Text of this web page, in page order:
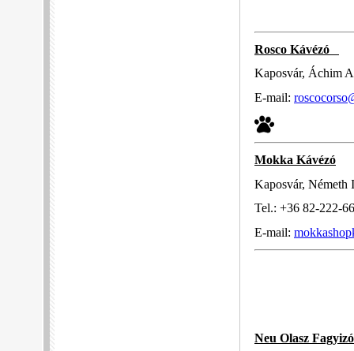
Rosco Kávézó
Kaposvár, Áchim
E-mail:
Mokka Kávézó
Kaposvár, Németh
Tel.: +36 82-222-
E-mail:
Neu Olasz